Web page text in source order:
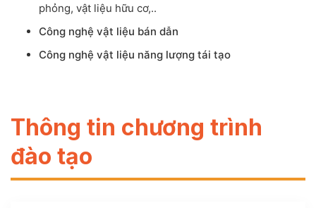
phỏng, vật liệu hữu cơ,..
Công nghệ vật liệu bán dẫn
Công nghệ vật liệu năng lượng tái tạo
Thông tin chương trình
đào tạo